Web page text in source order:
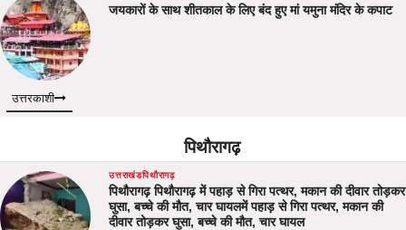
जयकारों के साथ शीतकाल के लिए बंद हुए मां यमुना मंदिर के कपाट
उत्तरकाशी
पिथौरागढ़
उत्तराखंडपिथौरागढ़
पिथौरागढ़ पिथौरागढ़ में पहाड़ से गिरा पत्थर, मकान की दीवार तोड़कर
घुसा, बच्चे की मौत, चार घायलमें पहाड़ से गिरा पत्थर, मकान की
दीवार तोड़कर घुसा, बच्चे की मौत, चार घायल